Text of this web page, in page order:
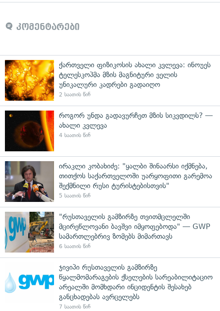
კომენტარები
ქართველი ფიზიკოსის ახალი კვლევა: ინოუეს
ტელესკოპმა მზის მაგნიტური ველის
უნიკალური კადრები გადაიღო
2 საათის წინ
როგორ უნდა გადავურჩეთ მზის სიკვდილს? —
ახალი კვლევა
4 საათის წინ
ირაკლი კობახიძე: "ყალბი შინაარსი იქმნება,
თითქოს საქართველოში უარყოფითი გარემოა
შექმნილი რუსი ტურისტებისთვის"
5 საათის წინ
"რუსთაველის გამზირზე თვითმცლელში
მცირეწლოვანი ბავშვი იმყოფებოდა" — GWP
სამართლებრივ ზომებს მიმართავს
6 საათის წინ
ჯივიპი რუსთაველის გამზირზე
წყალმომარაგების ქსელების სარეაბილიტაციო
არეალში მომხდარი ინციდენტის შესახებ
განცხადებას ავრცელებს
7 საათის წინ